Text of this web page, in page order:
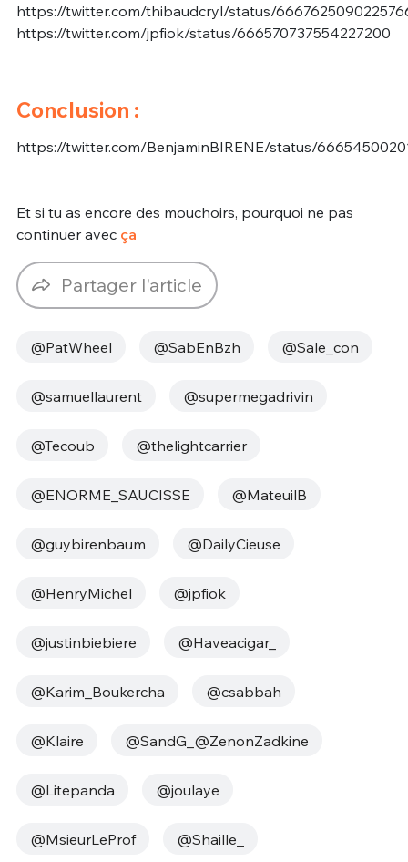
https://twitter.com/thibaudcryl/status/
https://twitter.com/jpfiok/status/666570737554227200
Conclusion :
https://twitter.com/BenjaminBIRENE/status/
Et si tu as encore des mouchoirs, pourquoi ne pas
continuer avec ça
Partager l'article
@PatWheel @SabEnBzh @Sale_con
@samuellaurent @supermegadrivin
@Tecoub @thelightcarrier
@ENORME_SAUCISSE @MateuilB
@guybirenbaum @DailyCieuse
@HenryMichel @jpfiok
@justinbiebiere @Haveacigar_
@Karim_Boukercha @csabbah
@Klaire @SandG_@ZenonZadkine
@Litepanda @joulaye
@MsieurLeProf @Shaille_